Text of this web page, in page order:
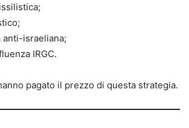
anti-israeliana;
IRGC.
pagato il prezzo di questa strategia.